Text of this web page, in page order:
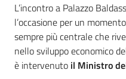
L’incontro a Palazzo
l’occasione per un
sempre più centrale che
nello sviluppo economico
è intervenuto il Ministro